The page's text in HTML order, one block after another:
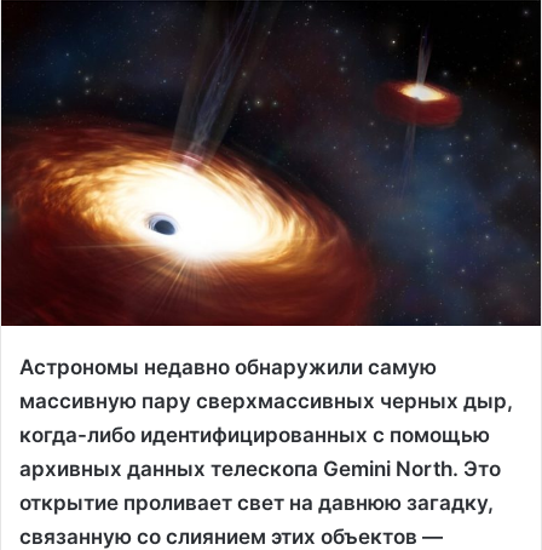
Астрономы недавно обнаружили самую
массивную пару сверхмассивных черных дыр,
когда-либо идентифицированных с помощью
архивных данных телескопа Gemini North. Это
открытие проливает свет на давнюю загадку,
связанную со слиянием этих объектов —